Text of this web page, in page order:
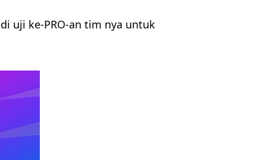
uji ke-PRO-an tim nya untuk